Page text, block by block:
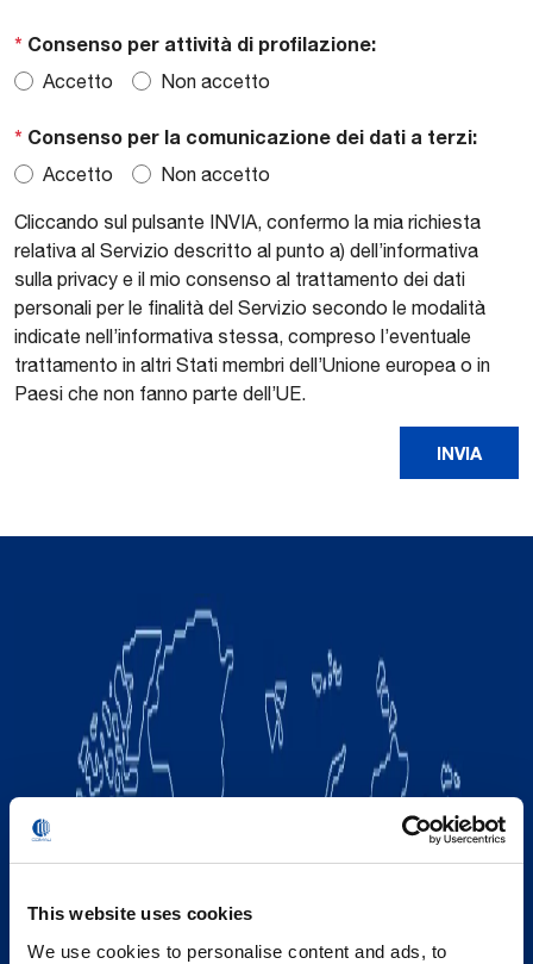
This website uses cookies
We use cookies to personalise content and ads, to
* Consenso per attività di profilazione:
Accetto Non accetto
* Consenso per la comunicazione dei dati a terzi:
Accetto Non accetto
Cliccando sul pulsante INVIA, confermo la mia richiesta
relativa al Servizio descritto al punto a) dell’informativa
sulla privacy e il mio consenso al trattamento dei dati
personali per le finalità del Servizio secondo le modalità
indicate nell’informativa stessa, compreso l’eventuale
trattamento in altri Stati membri dell’Unione europea o in
Paesi che non fanno parte dell’UE.